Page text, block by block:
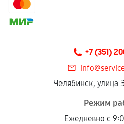
+7 (351)
Челябинск, улица
Режим
Ежедневно с